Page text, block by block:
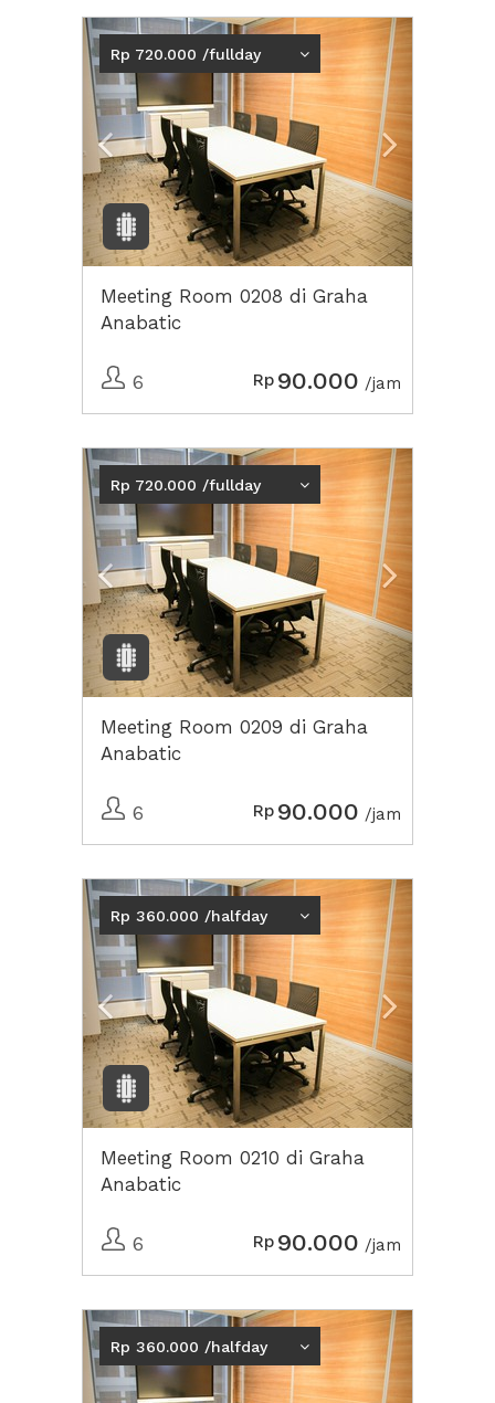
Previous Next2
Rp 720.000 /fullday
Meeting Room 0208 di Graha
Anabatic
6 Rp 90.000 /jam
Previous Next2
Rp 720.000 /fullday
Meeting Room 0209 di Graha
Anabatic
6 Rp 90.000 /jam
Previous Next2
Rp 360.000 /halfday
Meeting Room 0210 di Graha
Anabatic
6 Rp 90.000 /jam
Previous Next2
Rp 360.000 /halfday